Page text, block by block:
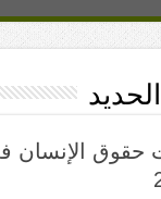
حقوق